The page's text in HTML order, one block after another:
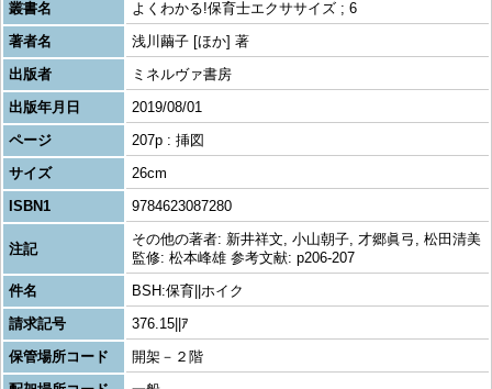
叢書名
よくわかる!保育士エクササイズ ; 6
著者名
浅川繭子 [ほか] 著
出版者
ミネルヴァ書房
出版年月日
2019/08/01
ページ
207p : 挿図
サイズ
26cm
ISBN1
9784623087280
注記
その他の著者: 新井祥文, 小山朝子, 才郷眞弓, 松田清美
監修: 松本峰雄 参考文献: p206-207
件名
BSH:保育||ホイク
請求記号
376.15||ｱ
保管場所コード
開架－２階